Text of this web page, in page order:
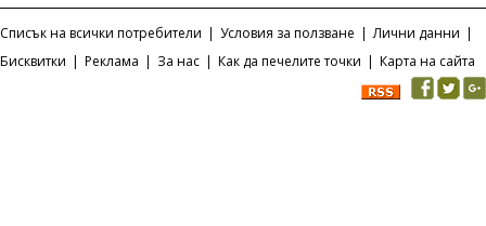
Списък на всички потребители | Условия за ползване | Лични данни |
Бисквитки | Реклама | За нас | Как да печелите точки | Карта на сайта